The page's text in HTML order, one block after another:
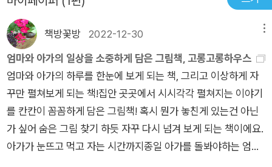
세계는 존재한다. 갓 태어난 어린 아이를 돌 무렵까지 키우기까지
얼마나 많은 노력과 노동이 필요한가. 그 수고로움과 고달픔은 쉽
게 부모의 은혜라는 말도 치환되고 그래서 갚아야 할 부채로 남는
다. 이 책에서도 고롱고롱씨가 바다를 돌보는 하루가 오롯이 나타
나 있다. 언제나 아이보다 먼저 일어나려고 하지만 아이의 울음
소리에 무거운 눈꺼풀을 힘들게 밀어 올리고 잠들 때까지 먹이고
씻기고 놀아주는 하루의 일과가 반복된다. 단순하지만 고단한 일
상, 한없이 처음으로 다시 돌아가야만하는 일상이 고롱고롱 하우
스 곳곳에 담겨 있다. 그러나, 그럼에도 불구하고 고롱고롱 하우
책방꽃방 2022-12-30
엄마와 아가의 일상을 소중하게 담은 그림책, 고롱고롱하우스
엄마와 아가의 하루를 한눈에 보게 되는 책, 그리고 이상하게 자
꾸만 펼쳐보게 되는 책!집안 곳곳에서 시시각각 펼쳐지는 이야기
를 칸칸이 꼼꼼하게 담은 그림책! 혹시 뭔가 놓친게 있는건 아닌
가 싶어 숨은 그림 찾기 하듯 자꾸 다시 넘겨 보게 되는 책이에요.
아가가 눈뜨고 먹고 자는 시간까지종일 아가를 돌봐야하는 엄마,